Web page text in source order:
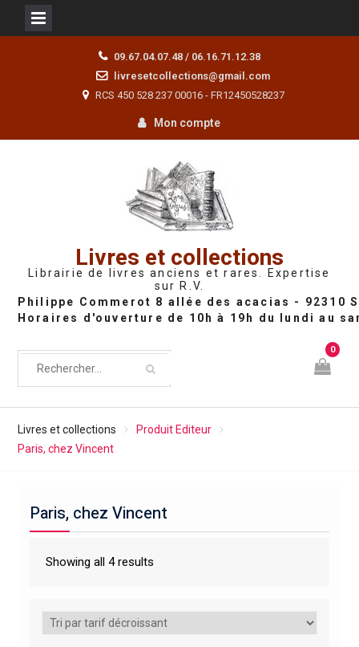
09.67.04.07.48 / 06.16.71.12.38
livresetcollections@gmail.com
RCS 450 528 237 00016 - FR12450528237
Mon compte
Livres et collections
Librairie de livres anciens et rares. Expertise
sur R.V.
0
Livres et collections
Produit Editeur
Paris, chez Vincent
Paris, chez Vincent
Showing all 4 results